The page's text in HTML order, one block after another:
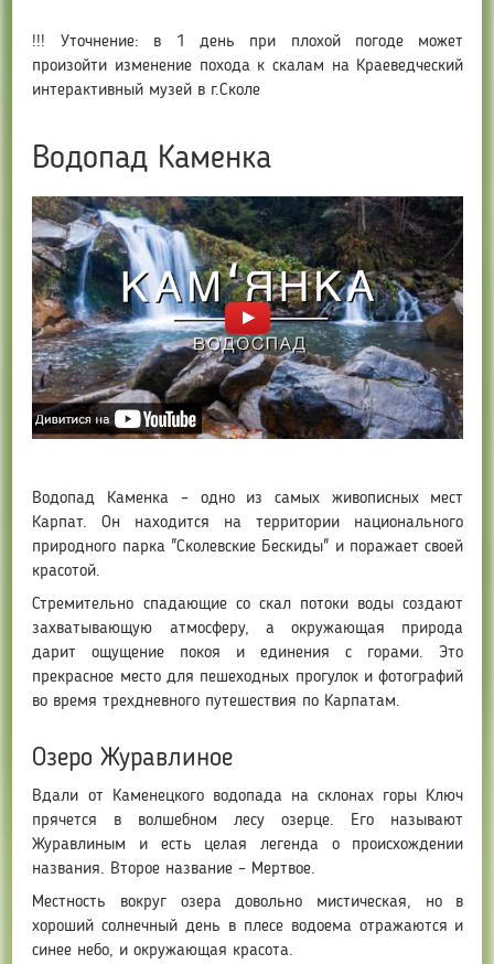
!!! Уточнение: в 1 день при плохой погоде может
произойти изменение похода к скалам на Краеведческий
интерактивный музей в г.Сколе
Водопад Каменка
Водопад Каменка – одно из самых живописных мест
Карпат. Он находится на территории национального
природного парка "Сколевские Бескиды" и поражает своей
красотой.
Стремительно спадающие со скал потоки воды создают
захватывающую атмосферу, а окружающая природа
дарит ощущение покоя и единения с горами. Это
прекрасное место для пешеходных прогулок и фотографий
во время трехдневного путешествия по Карпатам.
Озеро Журавлиное
Вдали от Каменецкого водопада на склонах горы Ключ
прячется в волшебном лесу озерце. Его называют
Журавлиным и есть целая легенда о происхождении
названия. Второе название – Мертвое.
Местность вокруг озера довольно мистическая, но в
хороший солнечный день в плесе водоема отражаются и
синее небо, и окружающая красота.